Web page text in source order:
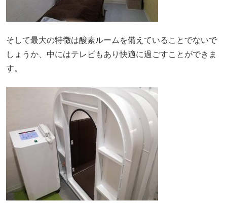
そして最大の特徴は酸素ルームを備えていることでないで
しょうか、中にはテレビもあり快適に過ごすことができま
す。